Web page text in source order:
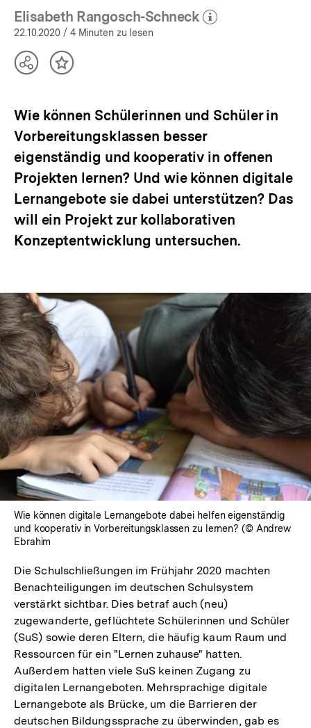
Elisabeth Rangosch-Schneck
(Mehr zum Autor)
22.10.2020 / 4 Minuten zu lesen
TeilenInhalt
Wie können Schülerinnen und Schüler in
Vorbereitungsklassen besser
eigenständig und kooperativ in offenen
Projekten lernen? Und wie können digitale
Lernangebote sie dabei unterstützen? Das
will ein Projekt zur kollaborativen
Konzeptentwicklung untersuchen.
Wie können digitale Lernangebote dabei helfen eigenständig
und kooperativ in Vorbereitungsklassen zu lernen? (© Andrew
Ebrahim
Die Schulschließungen im Frühjahr 2020 machten
Benachteiligungen im deutschen Schulsystem
verstärkt sichtbar. Dies betraf auch (neu)
zugewanderte, geflüchtete Schülerinnen und Schüler
(SuS) sowie deren Eltern, die häufig kaum Raum und
Ressourcen für ein "Lernen zuhause" hatten.
Außerdem hatten viele SuS keinen Zugang zu
digitalen Lernangeboten. Mehrsprachige digitale
Lernangebote als Brücke, um die Barrieren der
deutschen Bildungssprache zu überwinden, gab es